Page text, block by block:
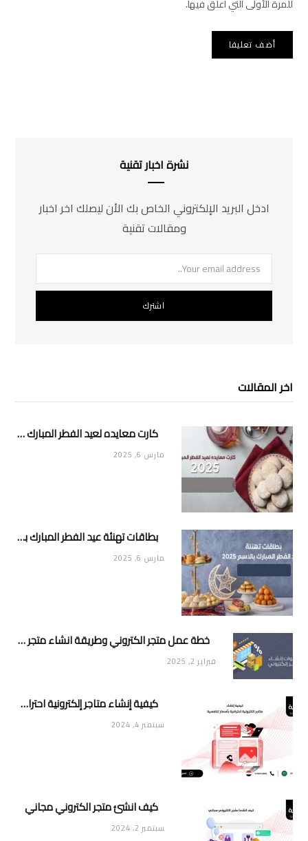
للمرة الأولى التي أعلق فيها.
نشرة اخبار تقنية
ادخل البريد الإلكتروني الخاص بك الأن ليصلك اخر اخبار
ومقالات تقنية
اخر المقالات
كارت معايده لعيد الفطر المبارك 2025
مارس 6, 2025
بطاقات تهنئة عيد الفطر المبارك بالاسم 2025
مارس 6, 2025
خطة عمل متجر الكتروني وطريقة انشاء متجر خاص ناجح ومميز
فبراير 2, 2025
كيفية إنشاء متاجر إلكترونية احترافية بأسعار تنافسية
سبتمبر 4, 2024
كيف انشئ متجر الكتروني مجاني
سبتمبر 2, 2024